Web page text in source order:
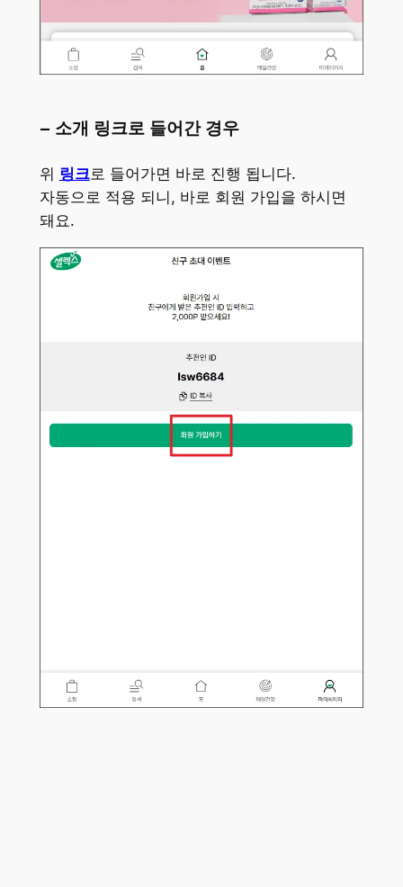
– 소개 링크로 들어간 경우
위 링크로 들어가면 바로 진행 됩니다.
자동으로 적용 되니, 바로 회원 가입을 하시면
돼요.